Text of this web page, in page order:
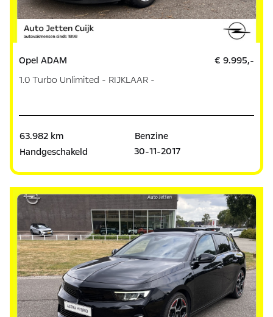
Opel ADAM
1.0 Turbo Unlimited - RIJKLAAR -
€ 9.995,-
63.982 km
Benzine
Handgeschakeld
30-11-2017